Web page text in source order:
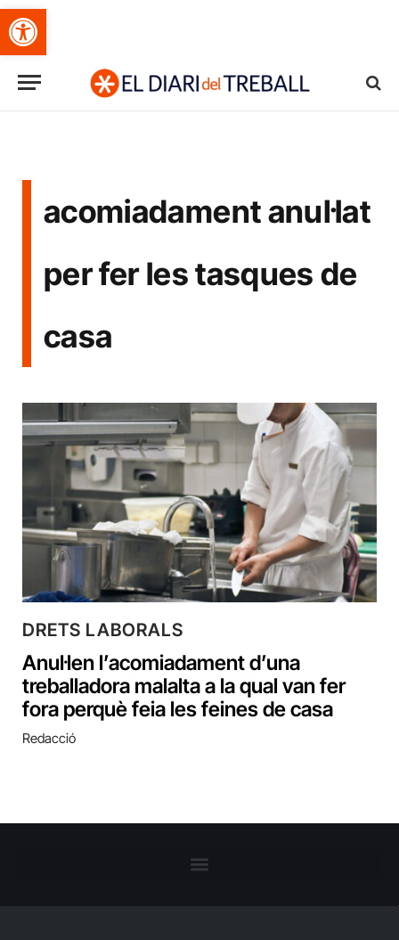
Obre la barra d'eines
acomiadament anul·lat
per fer les tasques de
casa
DRETS LABORALS
Anul·len l’acomiadament d’una
treballadora malalta a la qual van fer
fora perquè feia les feines de casa
Redacció